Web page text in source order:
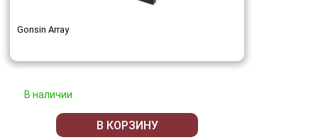
Gonsin Array
В наличии
В КОРЗИНУ